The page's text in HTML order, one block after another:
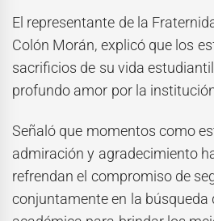
El representante de la
Colón Morán, explicó que los
sacrificios de su vida
profundo amor por la
Señaló que momentos como
admiración y agradecimiento
refrendan el compromiso de
conjuntamente en la búsqueda